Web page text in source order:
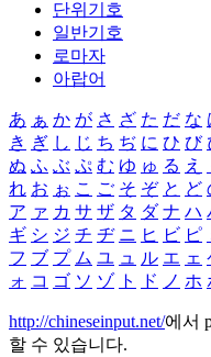
단위기호
일반기호
로마자
아랍어
あ ぁ か が さ ざ た だ な
き ぎ し じ ち ぢ に ひ び
ぬ ふ ぶ ぷ む ゆ ゅ る え
れ お ぉ こ ご そ ぞ と ど
ア ァ カ サ ザ タ ダ ナ ハ
ギ シ ジ チ ヂ ニ ヒ ビ ピ
フ ブ プ ム ユ ュ ル エ ェ
ォ コ ゴ ソ ゾ ト ド ノ ホ
http://chineseinput.net/에서
할 수 있습니다.